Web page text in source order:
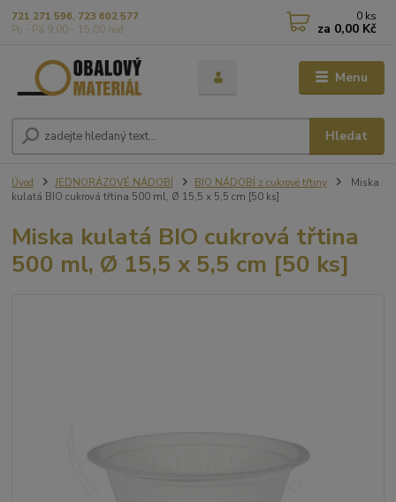
Menu
Hledat
721 271 596, 723 602 577
Po - Pá 9,00 - 15,00 hod
0 ks
za 0,00 Kč
Úvod JEDNORÁZOVÉ NÁDOBÍ BIO NÁDOBÍ z cukrové třtiny
Miska
kulatá BIO cukrová třtina 500 ml, Ø 15,5 x 5,5 cm [50 ks]
Miska kulatá BIO cukrová třtina
500 ml, Ø 15,5 x 5,5 cm [50 ks]